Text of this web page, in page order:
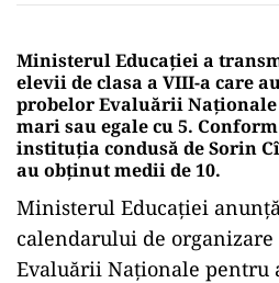
Ministerul Educației a
elevii de clasa a VIII-a care
probelor Evaluării
mari sau egale cu 5.
instituția condusă de Sorin
au obținut medii de 10.
Ministerul Educaţiei
calendarului de organizare
Evaluării Naţionale pentru